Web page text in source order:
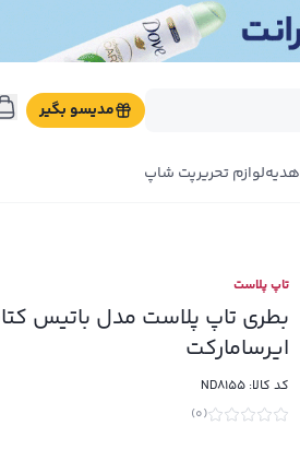
مدیسو بگیر
هدیهلوازم تحریرپت شاپ
تاپ پلاست
بطری تاپ پلاست مدل باتیس
ایرسامارکت
کد کالا:ND8155
(
0
)